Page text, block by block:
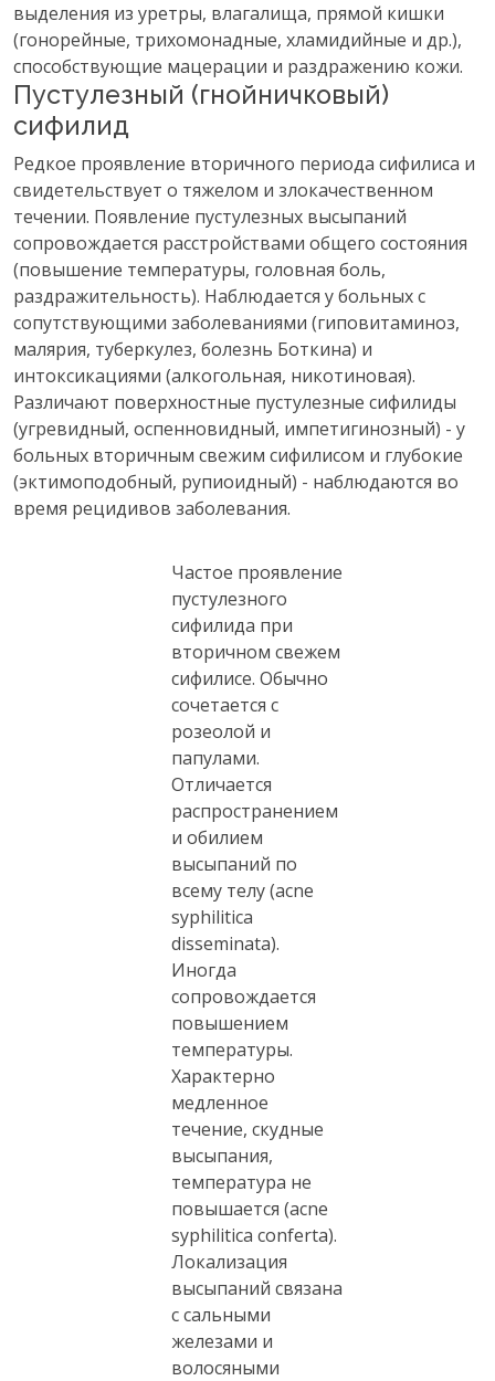
выделения из уретры, влагалища, прямой кишки
(гонорейные, трихомонадные, хламидийные и др.),
способствующие мацерации и раздражению кожи.
Пустулезный (гнойничковый)
сифилид
Редкое проявление вторичного периода сифилиса и
свидетельствует о тяжелом и злокачественном
течении. Появление пустулезных высыпаний
сопровождается расстройствами общего состояния
(повышение температуры, головная боль,
раздражительность). Наблюдается у больных с
сопутствующими заболеваниями (гиповитаминоз,
малярия, туберкулез, болезнь Боткина) и
интоксикациями (алкогольная, никотиновая).
Различают поверхностные пустулезные сифилиды
(угревидный, оспенновидный, импетигинозный) - у
больных вторичным свежим сифилисом и глубокие
(эктимоподобный, рупиоидный) - наблюдаются во
время рецидивов заболевания.
Частое проявление
пустулезного
сифилида при
вторичном свежем
сифилисе. Обычно
сочетается с
розеолой и
папулами.
Отличается
распространением
и обилием
высыпаний по
всему телу (acne
syphilitica
disseminata).
Иногда
сопровождается
повышением
температуры.
Характерно
медленное
течение, скудные
высыпания,
температура не
повышается (acne
syphilitica conferta).
Локализация
высыпаний связана
с сальными
железами и
волосяными